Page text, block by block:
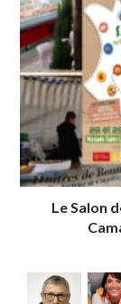
Le Salon